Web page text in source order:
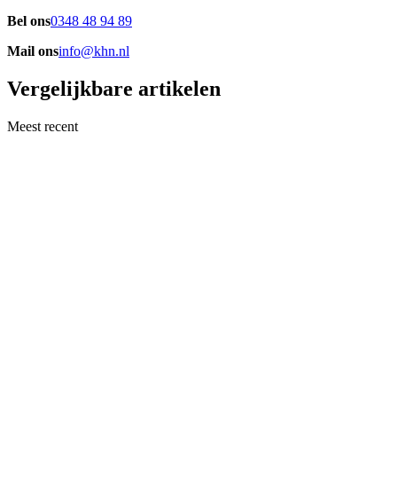
Bel ons0348 48 94 89
Mail onsinfo@khn.nl
Vergelijkbare artikelen
Meest recent